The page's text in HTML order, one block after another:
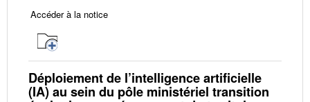
Accéder à la notice
Déploiement de l’intelligence artificielle
(IA) au sein du pôle ministériel transition